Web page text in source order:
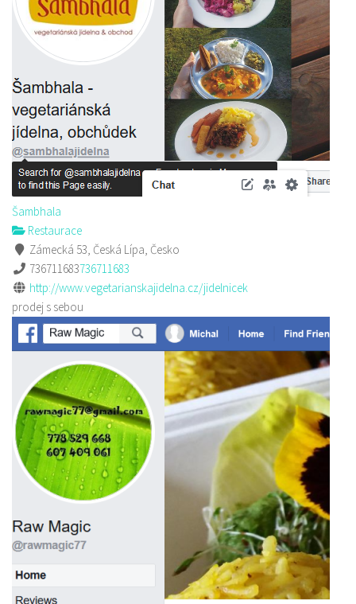
Šambhala
Restaurace
Zámecká 53, Česká Lípa, Česko
736711683736711683
http://www.vegetarianskajidelna.cz/jidelnicek
prodej s sebou